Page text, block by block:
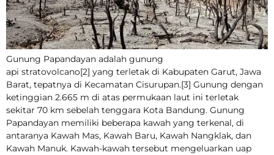
Gunung Papandayan adalah gunung
api stratovolcano[2] yang terletak di Kabupaten Garut, Jawa
Barat, tepatnya di Kecamatan Cisurupan.[3] Gunung dengan
ketinggian 2.665 m di atas permukaan laut ini terletak
sekitar 70 km sebelah tenggara Kota Bandung. Gunung
Papandayan memiliki beberapa kawah yang terkenal, di
antaranya Kawah Mas, Kawah Baru, Kawah Nangklak, dan
Kawah Manuk. Kawah-kawah tersebut mengeluarkan uap